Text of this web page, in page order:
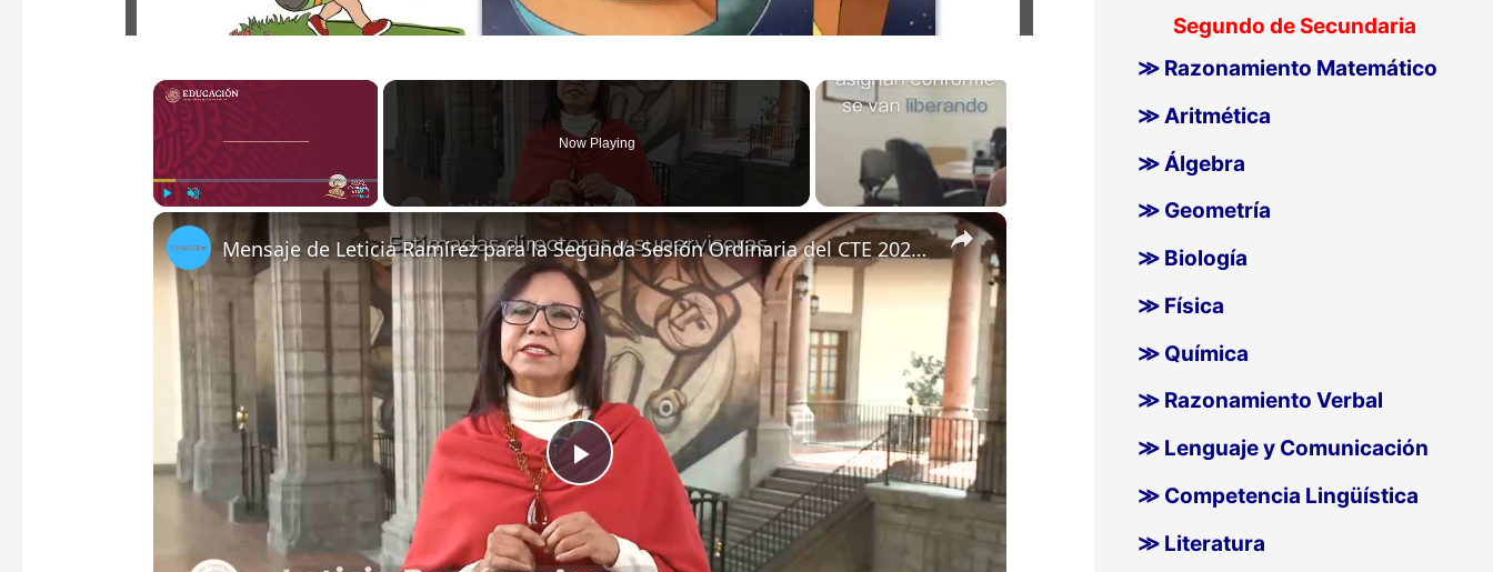
×
Now Playing
×
P
l
Mensaje de Leticia Ramírez para la Segunda Sesión Ordinaria del CTE 2023-2024: Supervisores y Directores
Segundo de Secundaria
≫ Razonamiento Matemático
≫ Aritmética
≫ Álgebra
≫ Geometría
≫ Biología
≫ Física
≫ Química
≫ Razonamiento Verbal
≫ Lenguaje y Comunicación
≫ Competencia Lingüística
≫ Literatura